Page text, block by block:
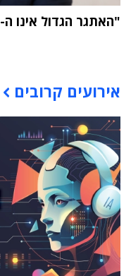
"האתגר הגדול אינו ה-AI אלא הטמעתה בארגון"
אירועים קרובים